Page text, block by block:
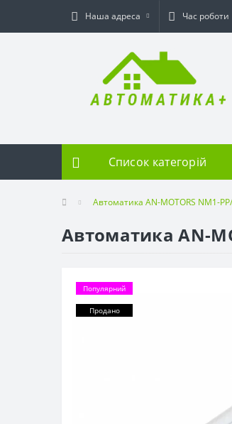
Наша адреса Час роботи
Список категорій
Автоматика AN-MOTORS NM1-
Автоматика AN-
Популярний
Продано